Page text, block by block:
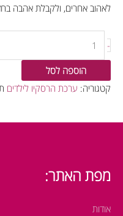
לאהוב אחרים, ולקבלת אהבה
-
הוספה לסל
קטגוריה: ערכת הרסקיו לילדים
מפת האתר:
אודות